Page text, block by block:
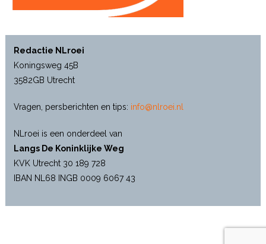
Redactie NLroei
Koningsweg 45B
3582GB Utrecht
Vragen, persberichten en tips: info@nlroei.nl
NLroei is een onderdeel van
Langs De Koninklijke Weg
KVK Utrecht 30 189 728
IBAN NL68 INGB 0009 6067 43